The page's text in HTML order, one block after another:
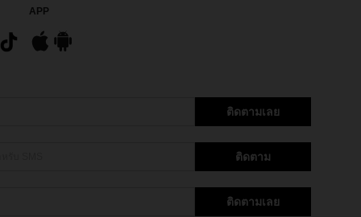
APP
ติดตามเลย
ติดตาม
ติดตามเลย